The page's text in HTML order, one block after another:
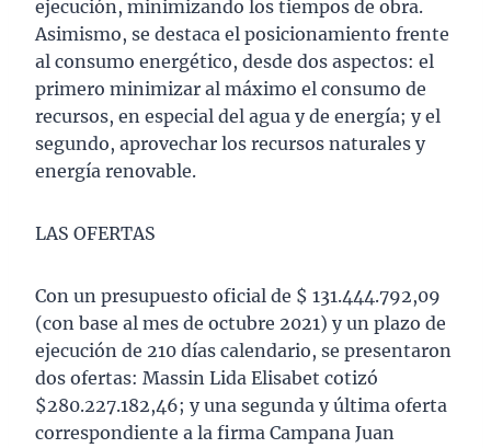
ejecución, minimizando los tiempos de obra.
Asimismo, se destaca el posicionamiento frente
al consumo energético, desde dos aspectos: el
primero minimizar al máximo el consumo de
recursos, en especial del agua y de energía; y el
segundo, aprovechar los recursos naturales y
energía renovable.
LAS OFERTAS
Con un presupuesto oficial de $ 131.444.792,09
(con base al mes de octubre 2021) y un plazo de
ejecución de 210 días calendario, se presentaron
dos ofertas: Massin Lida Elisabet cotizó
$280.227.182,46; y una segunda y última oferta
correspondiente a la firma Campana Juan